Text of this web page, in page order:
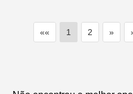
«« 1 2 »